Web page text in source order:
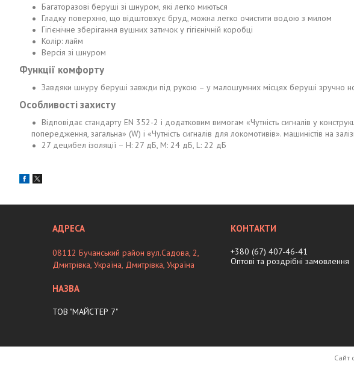
Багаторазові беруші зі шнуром, які легко миються
Гладку поверхню, що відштовхує бруд, можна легко очистити водою з милом
Гігієнічне зберігання вушних затичок у гігієнічній коробці
Колір: лайм
Версія зі шнуром
Функції комфорту
Завдяки шнуру беруші завжди під рукою – у малошумних місцях беруші зручно
Особливості захисту
Відповідає стандарту EN 352-2 і додатковим вимогам «Чутність сигналів у
попередження, загальна» (W) і «Чутність сигналів для локомотивів». машиністів на
27 децибел ізоляції – H: 27 дБ, M: 24 дБ, L: 22 дБ
08112 Бучанський район вул.Садова, 2,
Дмитрівка, Україна, Дмитрiвка, Україна
ТОВ "МАЙСТЕР 7"
+380 (67) 407-46-41
Оптові та роздрібні замовлення
Сайт